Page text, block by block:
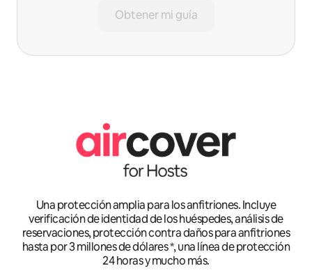
Obtener mi guía
Una protección amplia para los anfitriones. Incluye
verificación de identidad de los huéspedes, análisis de
reservaciones, protección contra daños para anfitriones
hasta por 3 millones de dólares *, una línea de protección
24 horas y mucho más.